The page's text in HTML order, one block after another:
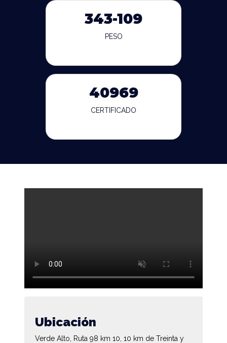
343-109
PESO
40969
CERTIFICADO
Ubicación
Verde Alto, Ruta 98 km 10, 10 km de Treinta y